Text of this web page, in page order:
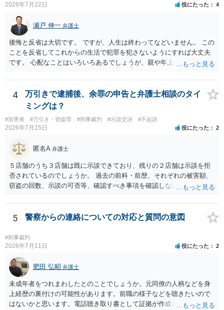
あれば本人の反省の言葉だけで十分であり、実刑となるか微妙な事案
では、本人が再発防止策をいくら述べてもほとんど効果は望めないと
いうのが実感です。
2026年7月22日 役にたった 4
瀬戸 伸一 弁護士
後悔と反省は大切です。 ですが、人生は終わってなどいません。 この
ことを反省してこれからの生活で犯罪を犯さないようにすれば大丈夫
です。 心配なことはいろいろあるでしょうが、親や年上の兄弟や信頼
す。
4
万引きで逮捕後、余罪の申告と弁護士相談のタイ
ミングは？
#加害者 #万引き・窃盗罪 #刑事裁判 #示談交渉 #不起訴
2026年7月15日 役にたった 2
匿名A 弁護士
５店舗のうち３店舗は既に示談できており、残りの２店舗は示談を拒
否されているのでしょうか。 過去の前科・前歴、それぞれの被害額、
窃盗の回数、示談の可否等、確認すべき事項を確認しなければ刑罰の
いいと思います。
5 警察からの連絡についての対応と質問の意図
#刑事裁判
2026年7月11日 役にたった 2
肥田 弘昭 弁護士
未成年者をつれまわしたとのことでしょうか。元同僚の人柄などを身
上経歴の裏付けの可能性があります。前職の様子などを聴きたいので
はないかと思います。電話聴き取り書として証拠が作成される可能性